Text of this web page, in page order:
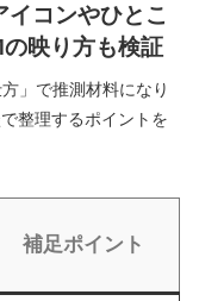
コンやひとこ
映り方も検証
」で推測材料になり
整理するポイントを
補足ポイント